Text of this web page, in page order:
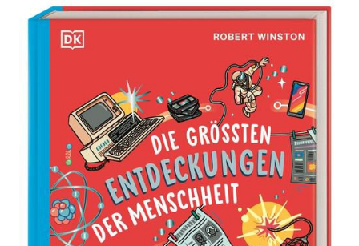
Die größten Entdeckungen der
Menschheit
Zur Wunschliste hinzufügen
Und wie sie die Welt veränderten – vom Faustkeil
über Dynamit bis zu Robotern. Für Kinder ab 8
Jahren
Robert Winston